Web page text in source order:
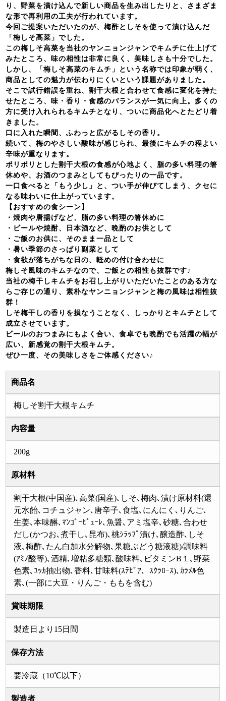
り、野菜を漬け込んで新しい商品を生み出したりと、さまざま
な形で再利用の工夫が行われています。
今回ご提案いただいたのが、梅酢としそを使って漬け込んだ
「梅しそ高菜」でした。
この梅しそ高菜を当社のヤンニョンジャンでキムチに仕上げて
みたところ、味の相性は非常に良く、美味しさも十分でした。
しかし、「梅しそ高菜のキムチ」という名称では印象が弱く、
商品としての魅力が伝わりにくいという課題がありました。
そこで試行錯誤を重ね、割干大根と合わせて食感に変化を持た
せたところ、味・香り・食感のバランスが一気に向上。多くの
方に受け入れられるキムチとなり、ついに商品化へとたどり着
きました。
口に入れた瞬間、ふわっと広がるしその香り。
続いて、梅のやさしい酸味が感じられ、最後にキムチの程よい
辛味が重なります。
ポリポリとした割干大根の食感が心地よく、脂の多い料理の箸
休めや、お酒のつまみとしてもぴったりの一品です。
一口食べると「もう少し」と、つい手が伸びてしまう、クセに
なる味わいに仕上がっています。
【おすすめの食シーン】
・焼肉や唐揚げなど、脂の多い料理の箸休めに
・ビールや焼酎、日本酒など、晩酌のお供として
・ご飯のお供に、そのまま一品として
・暑い季節のさっぱり副菜として
・食欲が落ちがちな日の、軽めの付け合わせに
梅しそ風味のキムチなので、ご飯との相性も抜群です♪
当社の梅干しキムチをお召し上がりいただいたことのある方な
らご存じの通り、素朴なヤンニョンジャンと梅の風味は相性抜
群！
しそ梅干しの香りを損なうことなく、しっかりとキムチとして
成立させています。
ビールのおつまみにもよく合い、食卓でも晩酌でも活躍の幅が
広い、新感覚の割干大根キムチ。
ぜひ一度、その美味しさをご体感ください♪
商品名
梅しそ割干大根キムチ
内容量
200g
原材料
割干大根(中国産)､高菜(国産)､しそ､梅肉､漬け原材料(還
元水飴､コチュジャン､唐辛子､食塩､にんにく､りんご､
生姜､本味醂､ﾏﾝｺﾞｰﾋﾟｭｰﾚ､魚醤､アミ塩辛､砂糖､合わせ
だし(かつお､煮干し､昆布)､桃ｼﾗｯﾌﾟ漬け､醸造酢､しそ
液､梅酢､たん白加水分解物､果糖ぶどう糖液糖)/調味料
(ｱﾐﾉ酸等)､酒精､増粘多糖類､酸味料､ビタミンB１､野菜
色素､ﾕｯｶ抽出物､香料､甘味料(ｽﾃﾋﾞｱ、ｽｸﾗﾛｰｽ)､ｶﾗﾒﾙ色
素､(一部に大豆・りんご・ももを含む)
賞味期限
製造日より15日間
保存方法
要冷蔵（10℃以下）
製造者